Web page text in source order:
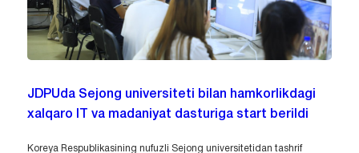
JDPUda Sejong universiteti bilan hamkorlikdagi
xalqaro IT va madaniyat dasturiga start berildi
Koreya Respublikasining nufuzli Sejong universitetidan tashrif